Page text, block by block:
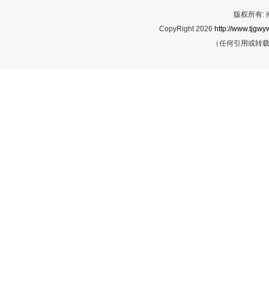
版权所有:
CopyRight 2026 http://
（任何引用或转